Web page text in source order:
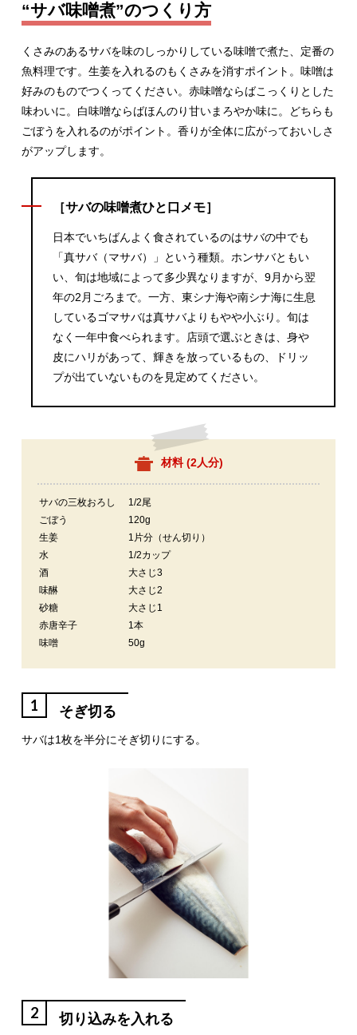
“サバ味噌煮”のつくり方
くさみのあるサバを味のしっかりしている味噌で煮た、定番の
魚料理です。生姜を入れるのもくさみを消すポイント。味噌は
好みのものでつくってください。赤味噌ならばこっくりとした
味わいに。白味噌ならばほんのり甘いまろやか味に。どちらも
ごぼうを入れるのがポイント。香りが全体に広がっておいしさ
がアップします。
［サバの味噌煮ひと口メモ］
日本でいちばんよく食されているのはサバの中でも
「真サバ（マサバ）」という種類。ホンサバともい
い、旬は地域によって多少異なりますが、9月から翌
年の2月ごろまで。一方、東シナ海や南シナ海に生息
しているゴマサバは真サバよりもやや小ぶり。旬は
なく一年中食べられます。店頭で選ぶときは、身や
皮にハリがあって、輝きを放っているもの、ドリッ
プが出ていないものを見定めてください。
材料 (2人分)
サバの三枚おろし
1/2尾
ごぼう
120g
生姜
1片分（せん切り）
水
1/2カップ
酒
大さじ3
味醂
大さじ2
砂糖
大さじ1
赤唐辛子
1本
味噌
50g
1 そぎ切る
サバは1枚を半分にそぎ切りにする。
2 切り込みを入れる